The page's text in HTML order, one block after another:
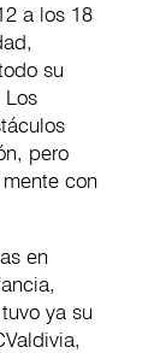
a los 18
su
Los
pero
con
en
ya su